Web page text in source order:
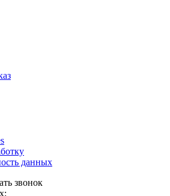
данных
звонок